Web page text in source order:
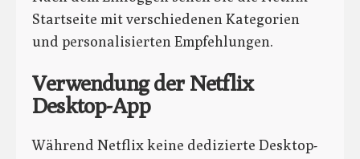
Startseite mit verschiedenen Kategorien
und personalisierten Empfehlungen.
Verwendung der Netflix
Desktop-App
Während Netflix keine dedizierte Desktop-